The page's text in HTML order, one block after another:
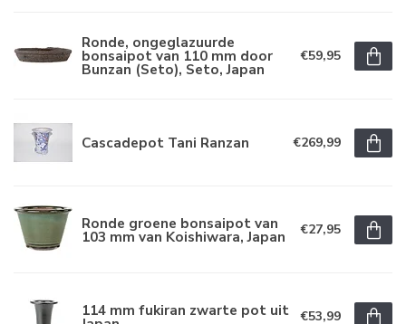
Ronde, ongeglazuurde
bonsaipot van 110 mm door
Bunzan (Seto), Seto, Japan
€59,95
Cascadepot Tani Ranzan €269,99
Ronde groene bonsaipot van
103 mm van Koishiwara, Japan €27,95
114 mm fukiran zwarte pot uit €53,99